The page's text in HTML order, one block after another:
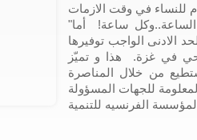
للنساء في وقت الازمات
"موضوع العنف المبني على النوع الإجتماعي هو موضوع الساعة..وكل ساعة! أما
الادنى الواجب توفيرها
في غزة. هذا و تميّز
من خلال المناصرة
الفرنسيه للتنمية